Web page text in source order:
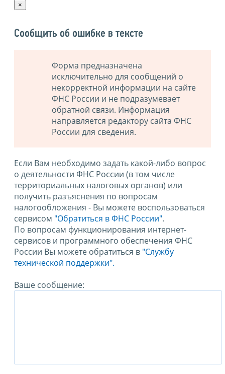
×
Сообщить об ошибке в тексте
Форма предназначена
исключительно для сообщений о
некорректной информации на сайте
ФНС России и не подразумевает
обратной связи. Информация
направляется редактору сайта ФНС
России для сведения.
Если Вам необходимо задать какой-либо вопрос
о деятельности ФНС России (в том числе
территориальных налоговых органов) или
получить разъяснения по вопросам
налогообложения - Вы можете воспользоваться
сервисом "Обратиться в ФНС России".
По вопросам функционирования интернет-
сервисов и программного обеспечения ФНС
России Вы можете обратиться в "Службу
технической поддержки".
Ваше сообщение: